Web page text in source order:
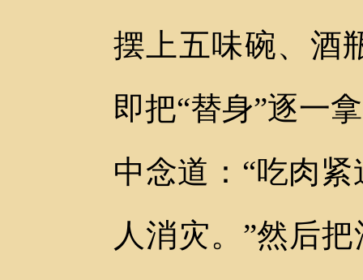
摆上五味碗、酒
即把“替身”逐一
中念道：“吃肉
人消灾。”然后